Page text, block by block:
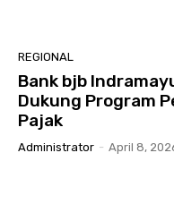
REGIONAL
Bank bjb
Dukung Program
Pajak
Administrator - April 8,